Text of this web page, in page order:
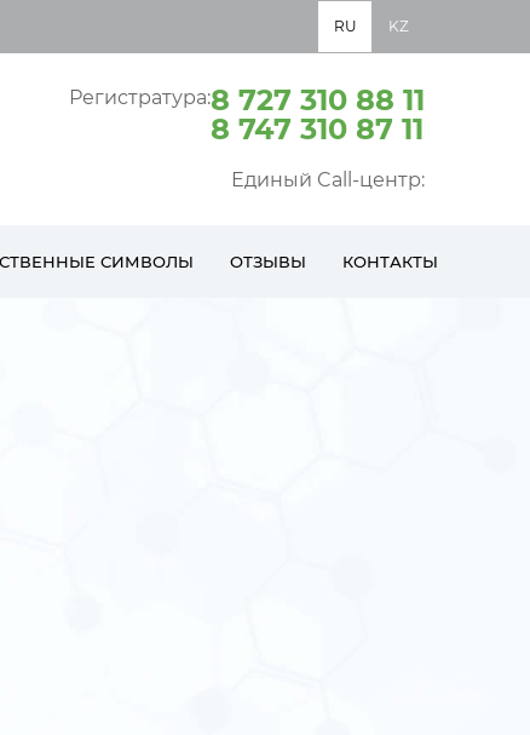
RU KZ
Регистратура:8 727 310 88 11
8 747 310 87 11
Единый Call-центр:
СИМВОЛЫ ОТЗЫВЫ КОНТАКТЫ